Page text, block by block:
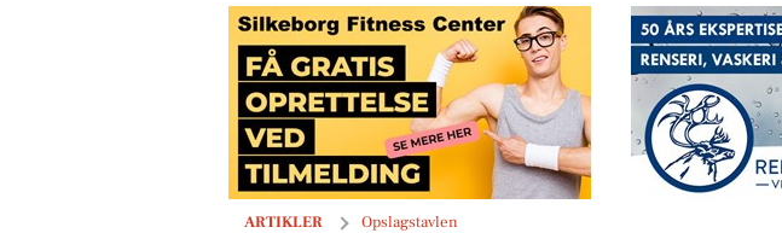
ARTIKLER Opslagstavlen
CD Bolig præsenterer charmerende familiehjem på Vangvedvejen 3D